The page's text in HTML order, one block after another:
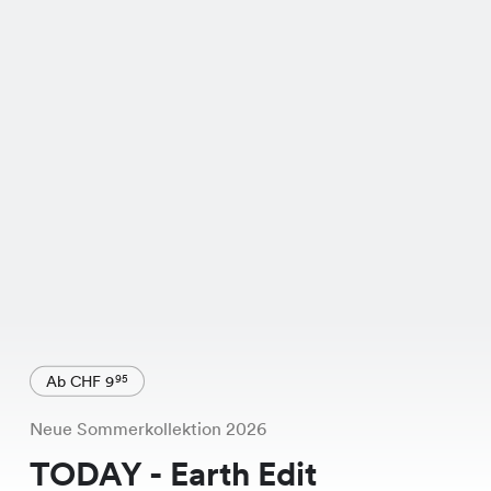
Ab CHF 995
Neue Sommerkollektion 2026
TODAY - Earth Edit